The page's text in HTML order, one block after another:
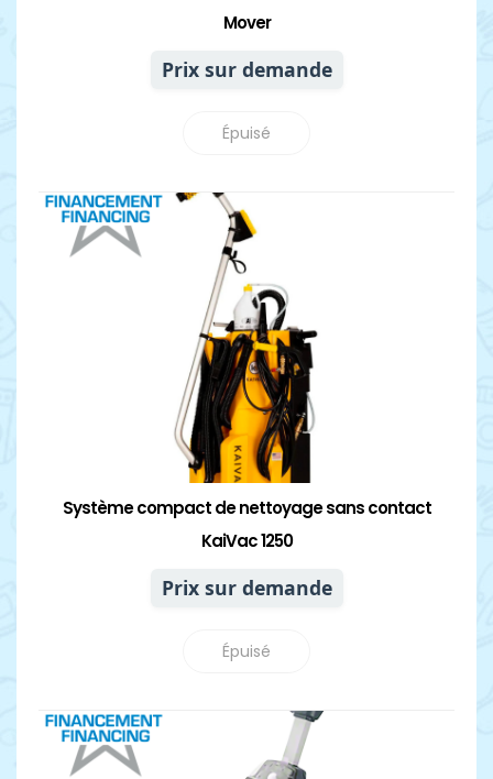
Mover
Prix sur demande
Épuisé
Détails
Système compact de nettoyage sans contact
KaiVac 1250
Prix sur demande
Épuisé
Détails